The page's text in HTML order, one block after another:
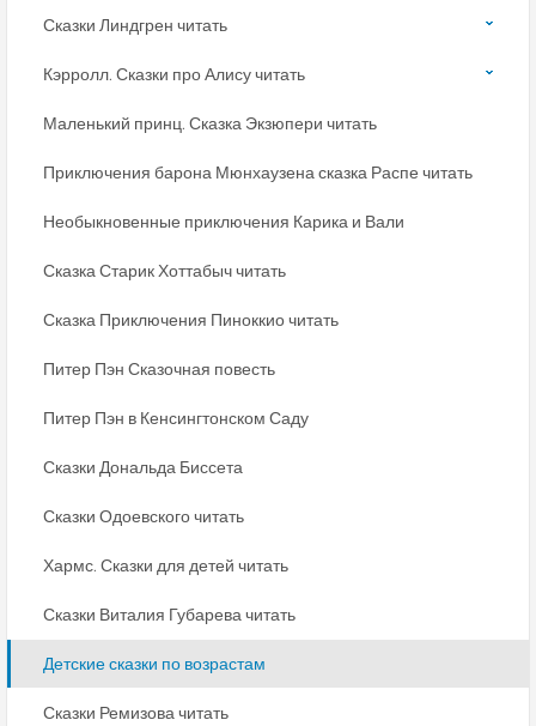
Сказки Линдгрен читать
Кэрролл. Сказки про Алису читать
Маленький принц. Сказка Экзюпери читать
Приключения барона Мюнхаузена сказка Распе читать
Необыкновенные приключения Карика и Вали
Сказка Старик Хоттабыч читать
Сказка Приключения Пиноккио читать
Питер Пэн Сказочная повесть
Питер Пэн в Кенсингтонском Саду
Сказки Дональда Биссета
Сказки Одоевского читать
Хармс. Сказки для детей читать
Сказки Виталия Губарева читать
Детские сказки по возрастам
Сказки Ремизова читать